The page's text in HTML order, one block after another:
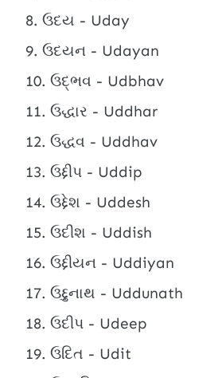
ઉદય - Uday
ઉદયન - Udayan
ઉદ્ભવ - Udbhav
ઉદ્ધાર - Uddhar
ઉદ્ધવ - Uddhav
ઉદ્દીપ - Uddip
ઉદ્દેશ - Uddesh
ઉદીશ - Uddish
ઉદ્દીયન - Uddiyan
ઉદ્દુનાથ - Uddunath
ઉદીપ - Udeep
ઉદિત - Udit